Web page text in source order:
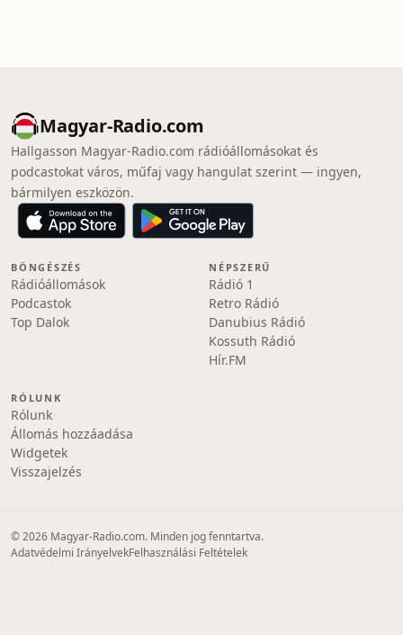
Magyar-Radio.com
Hallgasson Magyar-Radio.com rádióállomásokat és
podcastokat város, műfaj vagy hangulat szerint — ingyen,
bármilyen eszközön.
BÖNGÉSZÉS
Rádióállomások
Podcastok
Top Dalok
NÉPSZERŰ
Rádió 1
Retro Rádió
Danubius Rádió
Kossuth Rádió
Hír.FM
RÓLUNK
Rólunk
Állomás hozzáadása
Widgetek
Visszajelzés
© 2026 Magyar-Radio.com. Minden jog fenntartva.
Adatvédelmi IrányelvekFelhasználási Feltételek